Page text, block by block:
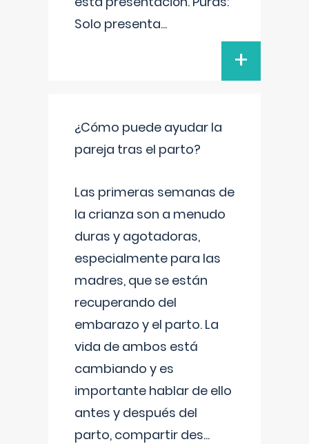
Solo presenta...
+
¿Cómo puede ayudar la
pareja tras el parto?
Las primeras semanas de
la crianza son a menudo
duras y agotadoras,
especialmente para las
madres, que se están
recuperando del
embarazo y el parto. La
vida de ambos está
cambiando y es
importante hablar de ello
antes y después del
parto, compartir des...